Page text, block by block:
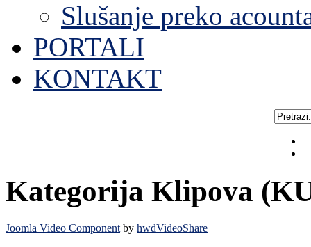
Slušanje preko
PORTALI
KONTAKT
Kategorija Klipova
Joomla Video Component by hwdVideoShare